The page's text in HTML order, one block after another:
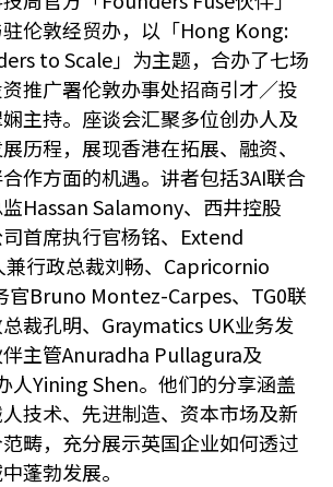
伦敦经贸办，以「Hong Kong:
to Scale」为主题，合办了七场
推广署伦敦办事处招商引才／投
主持。座谈会汇聚多位创办人及
历程，展现香港在拓展、融资、
作方面的机遇。讲者包括3AI联合
Hassan Salamony、西井控股
司首席执行官杨铭、Extend
行政总裁刘畅、Capricornio
官Bruno Montez-Carpes、TG0联
裁孔明、Graymatics UK业务发
主管Anuradha Pullagura及
人Yining Shen。他们的分享涵盖
技术、先进制造、资本市场及新
畴，充分展示英国企业如何透过
蓬勃发展。